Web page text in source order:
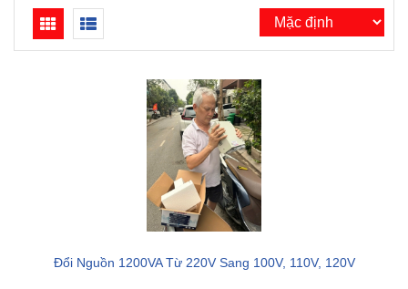
Đổi Nguồn 1200VA Từ 220V Sang 100V, 110V, 120V